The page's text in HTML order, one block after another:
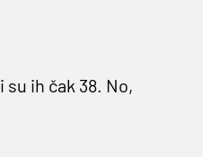
ih čak 38. No,